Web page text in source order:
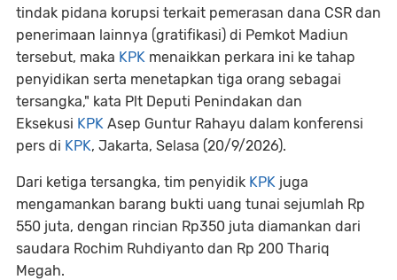
tindak pidana korupsi terkait pemerasan dana CSR dan
penerimaan lainnya (gratifikasi) di Pemkot Madiun
tersebut, maka KPK menaikkan perkara ini ke tahap
penyidikan serta menetapkan tiga orang sebagai
tersangka," kata Plt Deputi Penindakan dan
Eksekusi KPK Asep Guntur Rahayu dalam konferensi
pers di KPK, Jakarta, Selasa (20/9/2026).
Dari ketiga tersangka, tim penyidik KPK juga
mengamankan barang bukti uang tunai sejumlah Rp
550 juta, dengan rincian Rp350 juta diamankan dari
saudara Rochim Ruhdiyanto dan Rp 200 Thariq
Megah.